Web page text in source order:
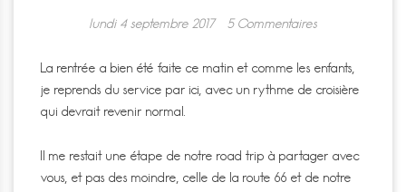
lundi 4 septembre 2017 5 Commentaires
La rentrée a bien été faite ce matin et comme les enfants,
je reprends du service par ici, avec un rythme de croisière
qui devrait revenir normal.
Il me restait une étape de notre road trip à partager avec
vous, et pas des moindre, celle de la route 66 et de notre